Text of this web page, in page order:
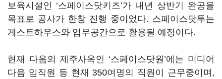
보육시설인 ‘스페이스닷키즈’가 내년 상반기 완공을
목표로 공사가 한창 진행 중이었다. 스페이스닷투는
게스트하우스와 업무공간으로 활용될 예정이다.
현재 다음의 제주사옥인 ‘스페이스닷원’에는 미디어
다음 임직원 등 현재 350여명의 직원이 근무중이며,